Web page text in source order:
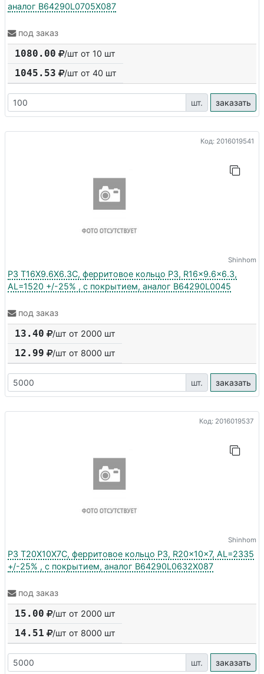
аналог B64290L0705X087
под заказ
1080.00 /шт от 10 шт
1045.53 /шт от 40 шт
шт. заказать
Код: 2016019541
Shinhom
P3 T16X9.6X6.3C, ферритовое кольцо P3, R16x9.6x6.3,
AL=1520 +/-25% , с покрытием, аналог B64290L0045
под заказ
13.40 /шт от 2000 шт
12.99 /шт от 8000 шт
шт. заказать
Код: 2016019537
Shinhom
P3 T20X10X7C, ферритовое кольцо P3, R20x10x7, AL=2335
+/-25% , с покрытием, аналог B64290L0632X087
под заказ
15.00 /шт от 2000 шт
14.51 /шт от 8000 шт
шт. заказать